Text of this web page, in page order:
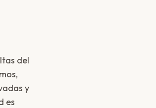
del
y
es